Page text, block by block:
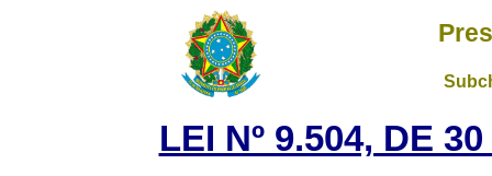
LEI Nº 9.504, DE